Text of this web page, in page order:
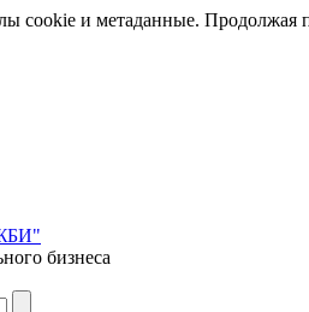
cookie и метаданные. Продолжая
бизнеса